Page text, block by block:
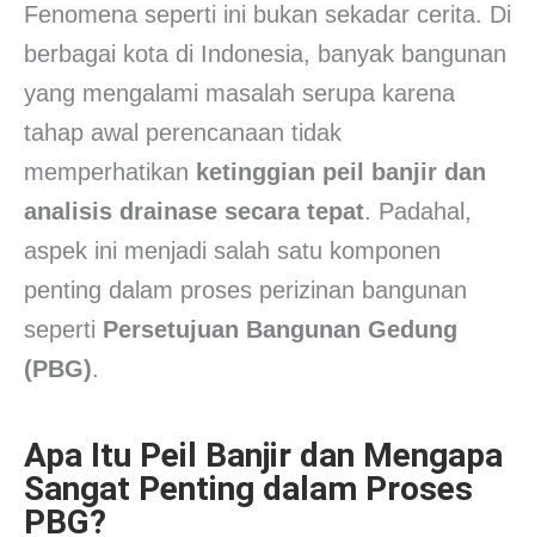
Fenomena seperti ini bukan sekadar cerita. Di
berbagai kota di Indonesia, banyak bangunan
yang mengalami masalah serupa karena
tahap awal perencanaan tidak
memperhatikan ketinggian peil banjir dan
analisis drainase secara tepat. Padahal,
aspek ini menjadi salah satu komponen
penting dalam proses perizinan bangunan
seperti Persetujuan Bangunan Gedung
(PBG).
Apa Itu Peil Banjir dan Mengapa
Sangat Penting dalam Proses
PBG?